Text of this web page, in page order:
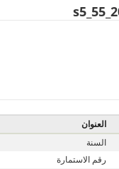
العنوان
السنة
رقم الاستمارة